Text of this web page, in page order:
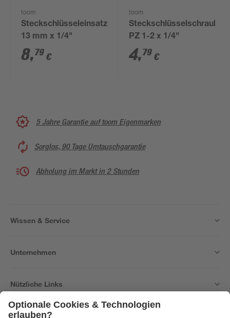
toom
Steckschlüsseleinsatz
13 mm x 1/4"
8,79 €
toom
PZ 1-2 x 1/4"
4,79 €
5 Jahre Garantie auf toom Eigenmarken
Sorglos, 90 Tage Umtauschgarantie
Abholung im Markt in 2 Stunden
Wissen & Service
Unternehmen
Nützliche Links